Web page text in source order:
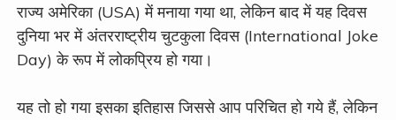
राज्य अमेरिका (USA) में मनाया गया था, लेकिन बाद में यह दिवस
दुनिया भर में अंतरराष्ट्रीय चुटकुला दिवस (International Joke
Day) के रूप में लोकप्रिय हो गया।
यह तो हो गया इसका इतिहास जिससे आप परिचित हो गये हैं, लेकिन